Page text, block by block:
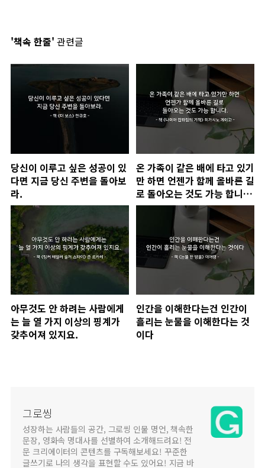
'책속 한줄' 관련글
당신이 이루고 싶은 성공이 있
다면 지금 당신 주변을 돌아보
라.
온 가족이 같은 배에 타고 있기
만 하면 언젠가 함께 올바른 길
로 돌아오는 것도 가능 합니
다.
아무것도 안 하려는 사람에게
는 늘 열 가지 이상의 핑계가
갖추어져 있지요.
인간을 이해한다는건 인간이
흘리는 눈물을 이해한다는 것
이다
그로씽
성장하는 사람들의 공간, 그로씽 인물 명언, 책속한
문장, 영화속 명대사를 선별하여 소개해드려요! 전
문 크리에이터의 콘텐츠를 구독해보세요! 꾸준한
글쓰기로 나의 생각을 표현할 수도 있어요! 지금 바